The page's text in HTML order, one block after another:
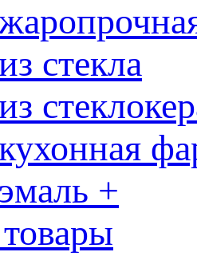
стекла
+